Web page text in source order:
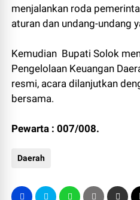
menjalankan roda
aturan dan undang-undang
Kemudian Bupati Solok
Pengelolaan Keuangan
resmi, acara dilanjutkan
bersama.
Pewarta : 007/008.
Daerah